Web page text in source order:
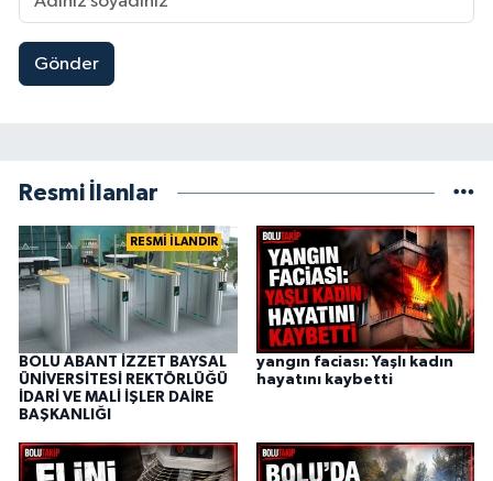
Gönder
Resmi İlanlar
RESMİ İLANDIR
BOLU ABANT İZZET BAYSAL
ÜNİVERSİTESİ REKTÖRLÜĞÜ
İDARİ VE MALİ İŞLER DAİRE
BAŞKANLIĞI
yangın faciası: Yaşlı kadın
hayatını kaybetti